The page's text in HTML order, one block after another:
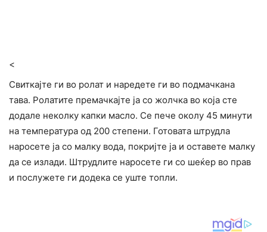
<
Свиткајте ги во ролат и наредете ги во подмачкана
тава. Ролатите премачкајте ја со жолчка во која сте
додале неколку капки масло. Се пече околу 45 минути
на температура од 200 степени. Готовата штрудла
наросете ја со малку вода, покријте ја и оставете малку
да се излади. Штрудлите наросете ги со шеќер во прав
и послужете ги додека се уште топли.